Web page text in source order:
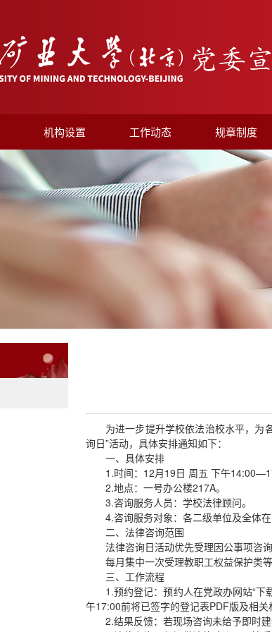
机构设置 工作动态 规章制度
为进一步提升学校依法治校水平，为
询日”活动，具体安排通知如下：
一、具体安排
1.时间：12月19日 周五 下午
2.地点：一号办公楼217A。
3.咨询服务人员：学校法律顾问。
4.咨询服务对象：各二级单位及全体在
二、法律咨询范围
法律咨询日活动优先受理因公事项咨
每月集中一次受理教职工权益保护类
三、工作流程
1.预约登记：预约人在党政办网站“
午17:00前将已签字的登记表PDF版及相
2.结果反馈：若现场咨询未给予即时